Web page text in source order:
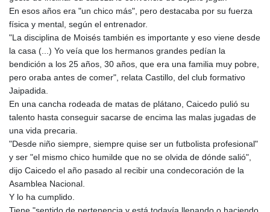
En esos años era "un chico más", pero destacaba por su fuerza
física y mental, según el entrenador.
"La disciplina de Moisés también es importante y eso viene desde
la casa (...) Yo veía que los hermanos grandes pedían la
bendición a los 25 años, 30 años, que era una familia muy pobre,
pero oraba antes de comer", relata Castillo, del club formativo
Jaipadida.
En una cancha rodeada de matas de plátano, Caicedo pulió su
talento hasta conseguir sacarse de encima las malas jugadas de
una vida precaria.
"Desde niño siempre, siempre quise ser un futbolista profesional"
y ser "el mismo chico humilde que no se olvida de dónde salió",
dijo Caicedo el año pasado al recibir una condecoración de la
Asamblea Nacional.
Y lo ha cumplido.